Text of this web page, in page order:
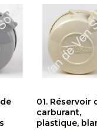
01. Réservoir
carburant,
plastique,